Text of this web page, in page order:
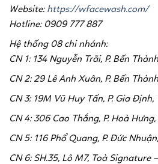
Website:https://wfacewash.com/
Hotline: 0909 777 887
Hệ thống 08 chi nhánh:
CN 1: 134 Nguyễn Trãi, P. Bến
CN 2: 29 Lê Anh Xuân, P. Bến
CN 3: 19M Vũ Huy Tấn, P. Gia Định,
CN 4: 306 Cao Thắng, P. Hoà Hưng,
CN 5: 116 Phổ Quang, P. Đức
CN 6: SH.35, Lô M7, Toà Signature